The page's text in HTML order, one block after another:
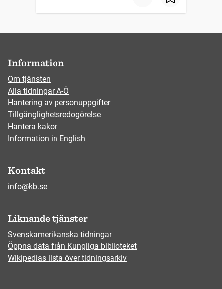
Information
Om tjänsten
Alla tidningar A-Ö
Hantering av personuppgifter
Tillgänglighetsredogörelse
Hantera kakor
Information in English
Kontakt
info@kb.se
Liknande tjänster
Svenskamerikanska tidningar
Öppna data från Kungliga biblioteket
Wikipedias lista över tidningsarkiv